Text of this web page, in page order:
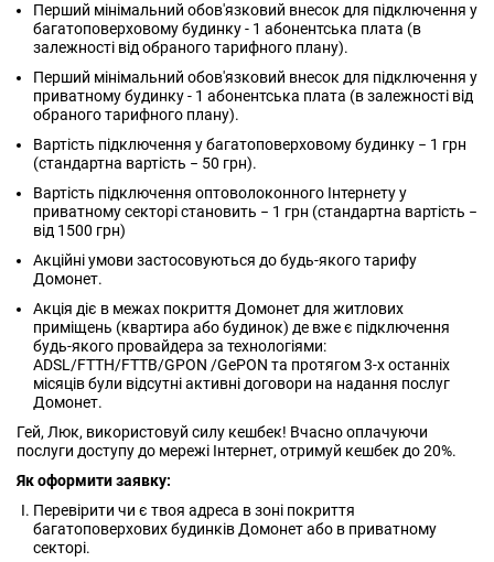
Перший мінімальний обов'язковий внесок для підключення у
багатоповерховому будинку - 1 абонентська плата (в
залежності від обраного тарифного плану).
Перший мінімальний обов'язковий внесок для підключення у
приватному будинку - 1 абонентська плата (в залежності від
обраного тарифного плану).
Вартість підключення у багатоповерховому будинку − 1 грн
(стандартна вартість − 50 грн).
Вартість підключення оптоволоконного Інтернету у
приватному секторі становить − 1 грн (стандартна вартість −
від 1500 грн)
Акційні умови застосовуються до будь-якого тарифу
Домонет.
Акція діє в межах покриття Домонет для житлових
приміщень (квартира або будинок) де вже є підключення
будь-якого провайдера за технологіями:
ADSL/FTTH/FTTB/GPON /GePON та протягом 3-х останніх
місяців були відсутні активні договори на надання послуг
Домонет.
Гей, Люк, використовуй силу кешбек! Вчасно оплачуючи
послуги доступу до мережі Інтернет, отримуй кешбек до 20%.
Як оформити заявку:
Перевірити чи є твоя адреса в зоні покриття
багатоповерхових будинків Домонет або в приватному
секторі.